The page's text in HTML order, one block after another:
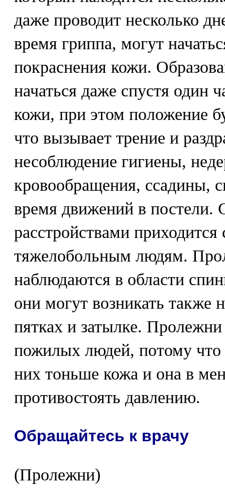
даже проводит несколько
время гриппа, могут
покраснения кожи.
начаться даже спустя один
кожи, при этом положение
что вызывает трение и
несоблюдение гигиены,
кровообращения, ссадины,
время движений в постели.
расстройствами приходится
тяжелобольным людям.
наблюдаются в области
они могут возникать также
пятках и затылке.
пожилых людей, потому
них тоньше кожа и она в
противостоять давлению.
Обращайтесь к врачу
(Пролежни)